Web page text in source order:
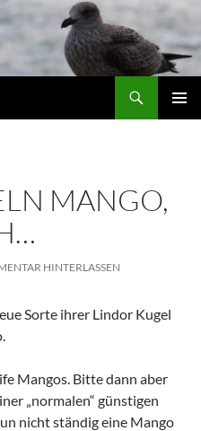
MANGO,
HINTERLASSEN
Sorte ihrer Lindor Kugel
Mangos. Bitte dann aber
„normalen“ günstigen
nicht ständig eine Mango